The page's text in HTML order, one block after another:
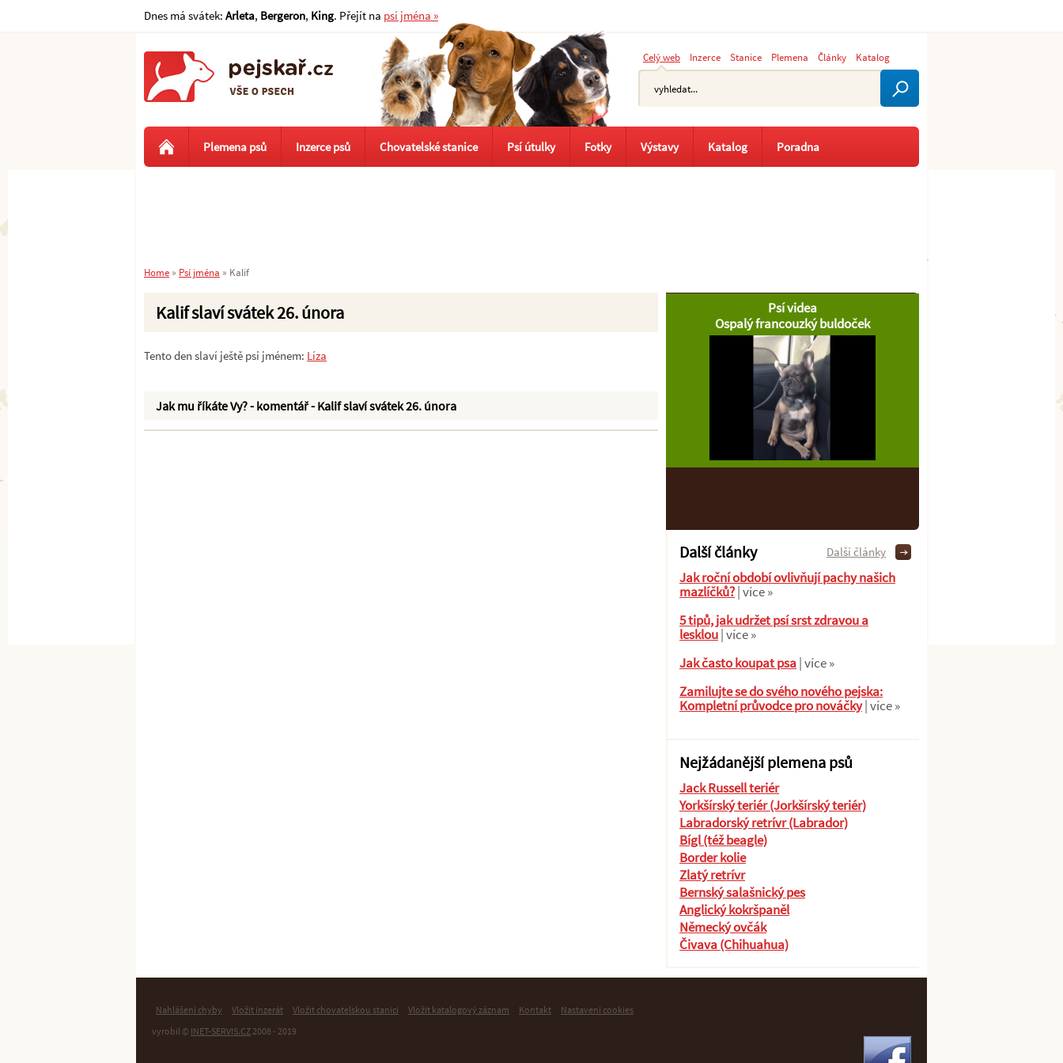
Kalif slaví svátek 26. února
Tento den slaví ještě psi jménem: Líza
Jak mu říkáte Vy? - komentář - Kalif slaví svátek 26. února
Psí videa
Ospalý francouzký buldoček
Další články
Jak roční období ovlivňují pachy našich
mazlíčků?| více »
5 tipů, jak udržet psí srst zdravou a
lesklou| více »
Jak často koupat psa| více »
Zamilujte se do svého nového pejska:
Kompletní průvodce pro nováčky| více »
Další články
Nejžádanější plemena psů
Jack Russell teriér
Yorkšírský teriér (Jorkšírský teriér)
Labradorský retrívr (Labrador)
Bígl (též beagle)
Border kolie
Zlatý retrívr
Bernský salašnický pes
Anglický kokršpaněl
Německý ovčák
Čivava (Chihuahua)
Celý web Inzerce Stanice Plemena Články Katalog
Plemena psů Inzerce psů Chovatelské stanice Psí útulky Fotky Výstavy Katalog Poradna
Home » Psí jména » Kalif
Dnes má svátek: Arleta, Bergeron, King. Přejít na psí jména »
Nahlášení chyby Vložit inzerát Vložit chovatelskou stanici Vložit katalogový záznam Kontakt
Nastavení cookies
vyrobil © INET-SERVIS.CZ2008 - 2019